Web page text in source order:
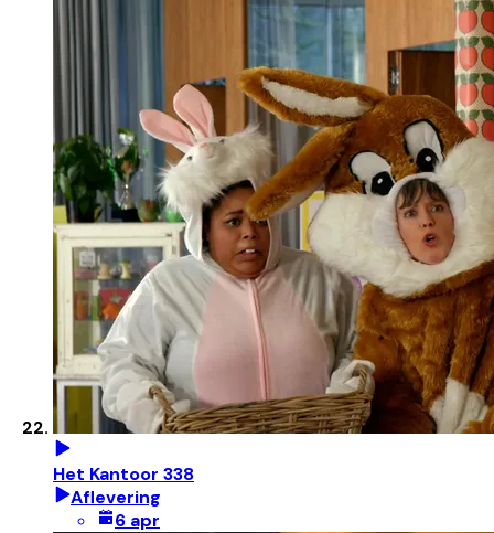
Het Kantoor 338
Aflevering
6 apr